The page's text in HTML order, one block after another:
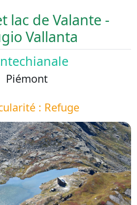
lac de Valante -
Vallanta
Piémont
: Refuge